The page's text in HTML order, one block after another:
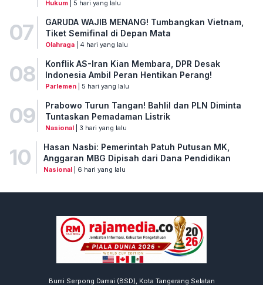
Hukum| 5 hari yang lalu
07
GARUDA WAJIB MENANG! Tumbangkan Vietnam,
Tiket Semifinal di Depan Mata
Olahraga| 4 hari yang lalu
08
Konflik AS-Iran Kian Membara, DPR Desak
Indonesia Ambil Peran Hentikan Perang!
Parlemen| 5 hari yang lalu
09
Prabowo Turun Tangan! Bahlil dan PLN Diminta
Tuntaskan Pemadaman Listrik
Nasional| 3 hari yang lalu
10
Hasan Nasbi: Pemerintah Patuh Putusan MK,
Anggaran MBG Dipisah dari Dana Pendidikan
Nasional| 6 hari yang lalu
Bumi Serpong Damai (BSD), Kota Tangerang Selatan